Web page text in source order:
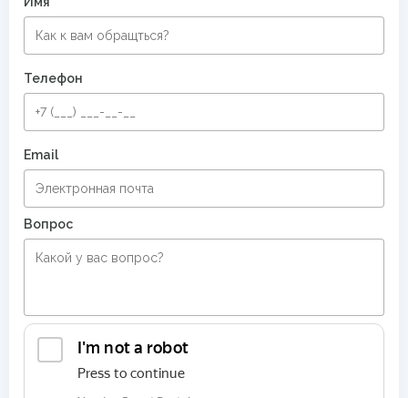
Телефон
Email
Вопрос